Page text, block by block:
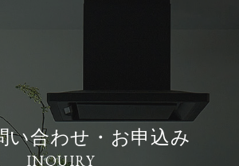
い合わせ・お申込み